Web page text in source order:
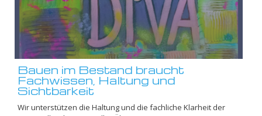
Bauen im Bestand braucht
Fachwissen, Haltung und
Sichtbarkeit
Wir unterstützen die Haltung und die fachliche Klarheit der